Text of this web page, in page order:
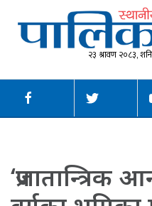
२३ श्रावण २०८३,